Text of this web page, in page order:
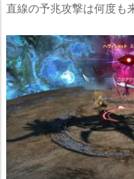
直線の予兆攻撃は何度も